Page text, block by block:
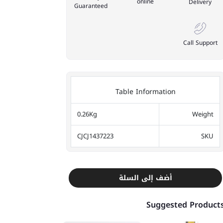
Guaranteed
Call Support
Table Information
Weight
0.26Kg
SKU
CJCJ1437223
أضف إلى السلة
Suggested